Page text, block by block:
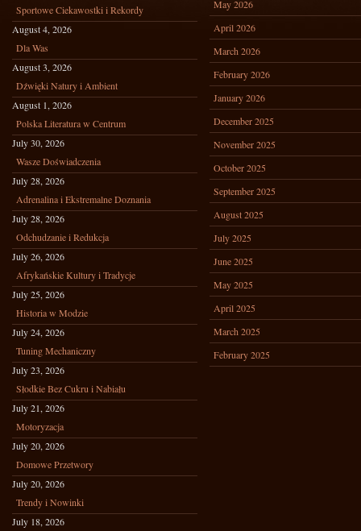
Sportowe Ciekawostki i Rekordy
August 4, 2026
Dla Was
August 3, 2026
Dźwięki Natury i Ambient
August 1, 2026
Polska Literatura w Centrum
July 30, 2026
Wasze Doświadczenia
July 28, 2026
Adrenalina i Ekstremalne Doznania
July 28, 2026
Odchudzanie i Redukcja
July 26, 2026
Afrykańskie Kultury i Tradycje
July 25, 2026
Historia w Modzie
July 24, 2026
Tuning Mechaniczny
July 23, 2026
Słodkie Bez Cukru i Nabiału
July 21, 2026
Motoryzacja
July 20, 2026
Domowe Przetwory
July 20, 2026
Trendy i Nowinki
July 18, 2026
May 2026
April 2026
March 2026
February 2026
January 2026
December 2025
November 2025
October 2025
September 2025
August 2025
July 2025
June 2025
May 2025
April 2025
March 2025
February 2025